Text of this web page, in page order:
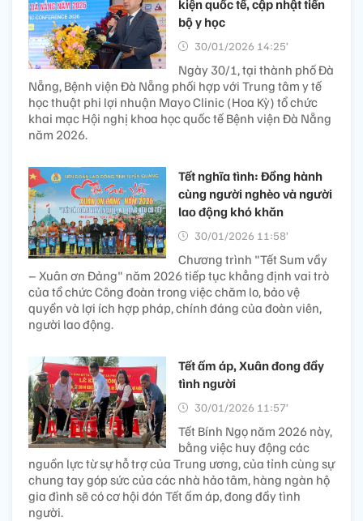
kiện quốc tế, cập nhật tiến
bộ y học
30/01/2026 14:25’
Ngày 30/1, tại thành phố Đà
Nẵng, Bệnh viện Đà Nẵng phối hợp với Trung tâm y tế
học thuật phi lợi nhuận Mayo Clinic (Hoa Kỳ) tổ chức
khai mạc Hội nghị khoa học quốc tế Bệnh viện Đà Nẵng
năm 2026.
Tết nghĩa tình: Đồng hành
cùng người nghèo và người
lao động khó khăn
30/01/2026 11:58’
Chương trình "Tết Sum vầy
– Xuân ơn Đảng" năm 2026 tiếp tục khẳng định vai trò
của tổ chức Công đoàn trong việc chăm lo, bảo vệ
quyền và lợi ích hợp pháp, chính đáng của đoàn viên,
người lao động.
Tết ấm áp, Xuân đong đầy
tình người
30/01/2026 11:57’
Tết Bính Ngọ năm 2026 này,
bằng việc huy động các
nguồn lực từ sự hỗ trợ của Trung ương, của tỉnh cùng sự
chung tay góp sức của các nhà hảo tâm, hàng ngàn hộ
gia đình sẽ có cơ hội đón Tết ấm áp, đong đầy tình
người.